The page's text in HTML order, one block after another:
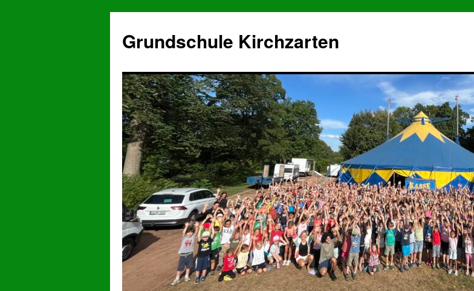
Grundschule Kirchzarten